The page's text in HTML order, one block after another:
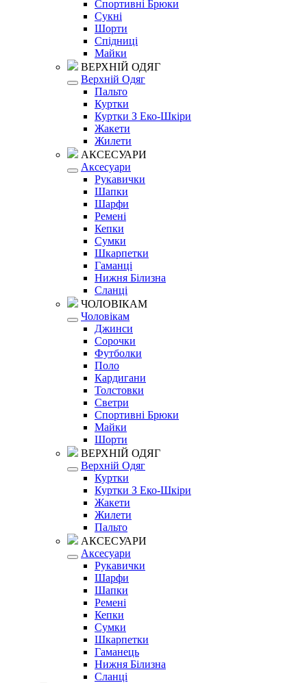
Спортивні Брюки
Сукні
Шорти
Спідниці
Майки
ВЕРХНІЙ ОДЯГ
Верхній Одяг
Пальто
Куртки
Куртки З Еко-Шкіри
Жакети
Жилети
АКСЕСУАРИ
Аксесуари
Рукавички
Шапки
Шарфи
Ремені
Кепки
Сумки
Шкарпетки
Гаманці
Нижня Білизна
Сланці
ЧОЛОВІКАМ
Чоловікам
Джинси
Сорочки
Футболки
Поло
Кардигани
Толстовки
Светри
Спортивні Брюки
Майки
Шорти
ВЕРХНІЙ ОДЯГ
Верхній Одяг
Куртки
Куртки З Еко-Шкіри
Жакети
Жилети
Пальто
АКСЕСУАРИ
Аксесуари
Рукавички
Шарфи
Шапки
Ремені
Кепки
Сумки
Шкарпетки
Гаманець
Нижня Білизна
Сланці